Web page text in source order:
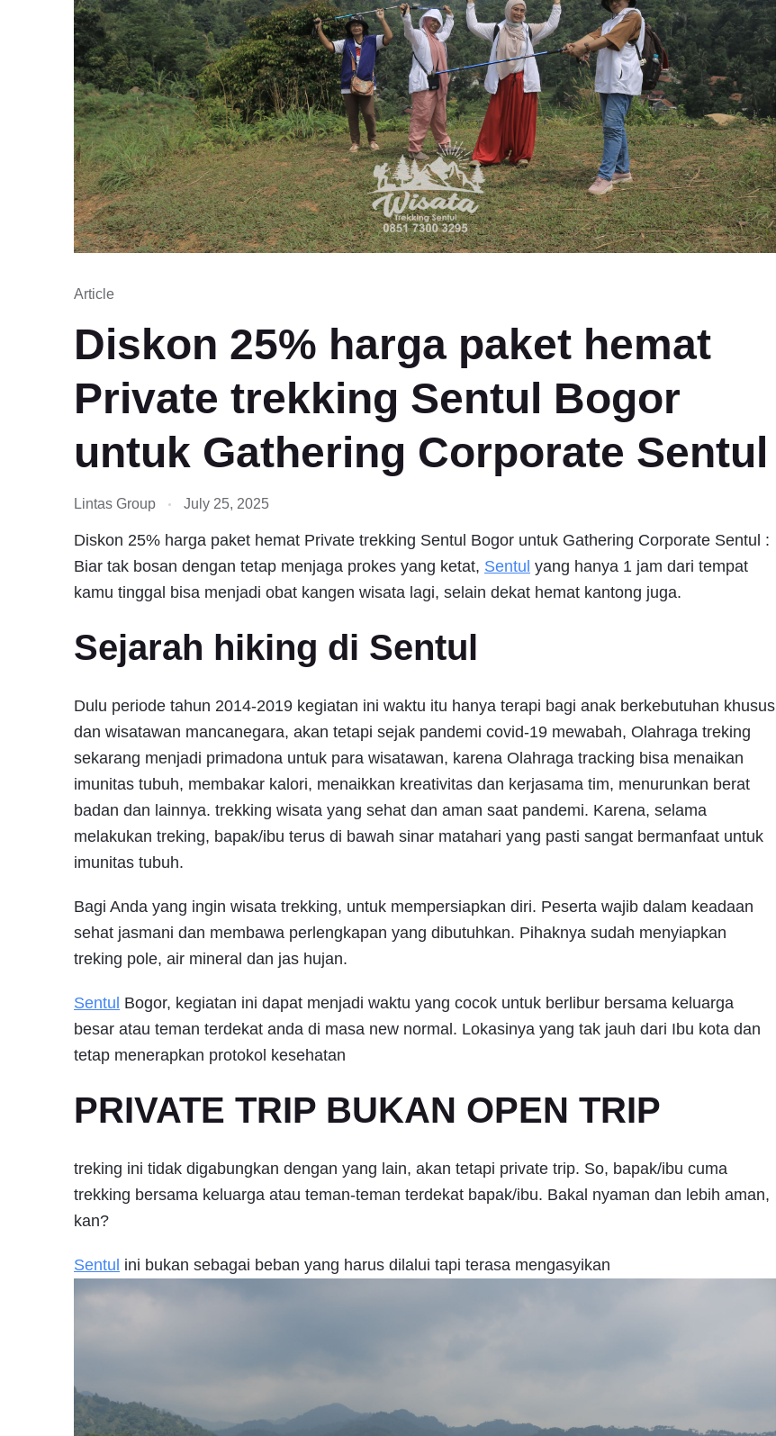
Article
Diskon 25% harga paket hemat
Private trekking Sentul Bogor
untuk Gathering Corporate Sentul
Lintas Group July 25, 2025
Diskon 25% harga paket hemat Private trekking Sentul Bogor untuk Gathering Corporate Sentul :
Biar tak bosan dengan tetap menjaga prokes yang ketat, Sentul yang hanya 1 jam dari tempat
kamu tinggal bisa menjadi obat kangen wisata lagi, selain dekat hemat kantong juga.
Sejarah hiking di Sentul
Dulu periode tahun 2014-2019 kegiatan ini waktu itu hanya terapi bagi anak berkebutuhan khusus
dan wisatawan mancanegara, akan tetapi sejak pandemi covid-19 mewabah, Olahraga treking
sekarang menjadi primadona untuk para wisatawan, karena Olahraga tracking bisa menaikan
imunitas tubuh, membakar kalori, menaikkan kreativitas dan kerjasama tim, menurunkan berat
badan dan lainnya. trekking wisata yang sehat dan aman saat pandemi. Karena, selama
melakukan treking, bapak/ibu terus di bawah sinar matahari yang pasti sangat bermanfaat untuk
imunitas tubuh.
Bagi Anda yang ingin wisata trekking, untuk mempersiapkan diri. Peserta wajib dalam keadaan
sehat jasmani dan membawa perlengkapan yang dibutuhkan. Pihaknya sudah menyiapkan
treking pole, air mineral dan jas hujan.
Sentul Bogor, kegiatan ini dapat menjadi waktu yang cocok untuk berlibur bersama keluarga
besar atau teman terdekat anda di masa new normal. Lokasinya yang tak jauh dari Ibu kota dan
tetap menerapkan protokol kesehatan
PRIVATE TRIP BUKAN OPEN TRIP
treking ini tidak digabungkan dengan yang lain, akan tetapi private trip. So, bapak/ibu cuma
trekking bersama keluarga atau teman-teman terdekat bapak/ibu. Bakal nyaman dan lebih aman,
kan?
Sentul ini bukan sebagai beban yang harus dilalui tapi terasa mengasyikan